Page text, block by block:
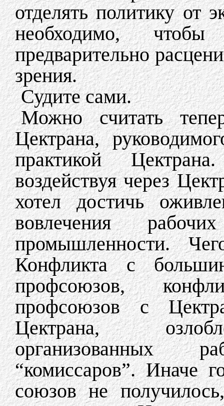
отделять политику от
необходимо,
предварительно
зрения.
Судите сами.
Можно считать
Цектрана,
практикой
воздействуя через
хотел достичь
вовлечения
промышленности.
Конфликта с
профсоюзов,
профсоюзов с
Цектрана,
организованных
“комиссаров”. Иначе
союзов не